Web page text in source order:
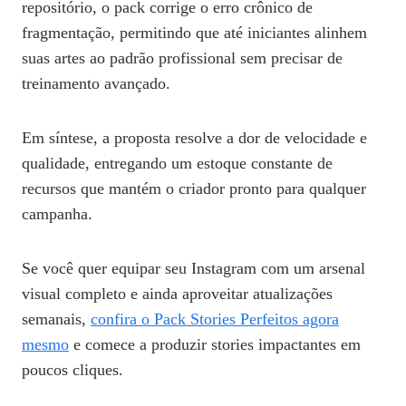
repositório, o pack corrige o erro crônico de
fragmentação, permitindo que até iniciantes alinhem
suas artes ao padrão profissional sem precisar de
treinamento avançado.
Em síntese, a proposta resolve a dor de velocidade e
qualidade, entregando um estoque constante de
recursos que mantém o criador pronto para qualquer
campanha.
Se você quer equipar seu Instagram com um arsenal
visual completo e ainda aproveitar atualizações
semanais, confira o Pack Stories Perfeitos agora
mesmo e comece a produzir stories impactantes em
poucos cliques.